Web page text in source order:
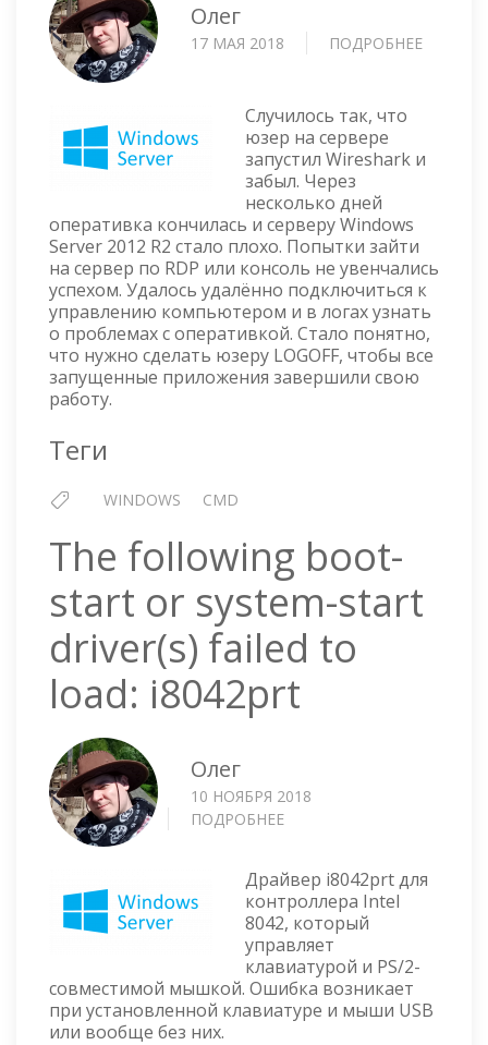
Олег
17 МАЯ 2018 ПОДРОБНЕЕ
Случилось так, что
юзер на сервере
запустил Wireshark и
забыл. Через
несколько дней
оперативка кончилась и серверу Windows
Server 2012 R2 стало плохо. Попытки зайти
на сервер по RDP или консоль не увенчались
успехом. Удалось удалённо подключиться к
управлению компьютером и в логах узнать
о проблемах с оперативкой. Стало понятно,
что нужно сделать юзеру LOGOFF, чтобы все
запущенные приложения завершили свою
работу.
Теги
WINDOWS CMD
The following boot-
start or system-start
driver(s) failed to
load: i8042prt
Олег
10 НОЯБРЯ 2018
ПОДРОБНЕЕ
BOOT-
START
OR
SYSTEM-
START
DRIVER(S)
FAILED
Драйвер i8042prt для
контроллера Intel
8042, который
управляет
клавиатурой и PS/2-
совместимой мышкой. Ошибка возникает
при установленной клавиатуре и мыши USB
или вообще без них.